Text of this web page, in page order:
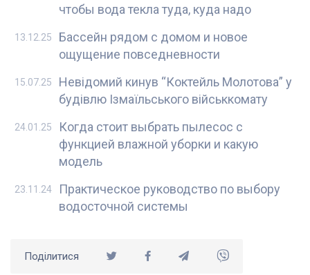
чтобы вода текла туда, куда надо
Бассейн рядом с домом и новое
ощущение повседневности
13.12.25
Невідомий кинув “Коктейль Молотова” у
будівлю Ізмаїльського військкомату
15.07.25
Когда стоит выбрать пылесос с
функцией влажной уборки и какую
модель
24.01.25
Практическое руководство по выбору
водосточной системы
23.11.24
Поділитися